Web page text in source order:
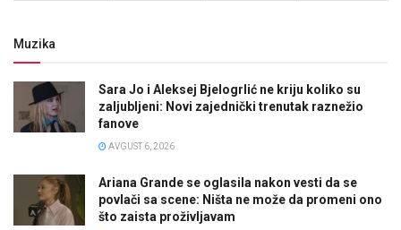
Muzika
Sara Jo i Aleksej Bjelogrlić ne kriju koliko su
zaljubljeni: Novi zajednički trenutak raznežio
fanove
AVGUST 6, 2026
Ariana Grande se oglasila nakon vesti da se
povlači sa scene: Ništa ne može da promeni ono
što zaista proživljavam